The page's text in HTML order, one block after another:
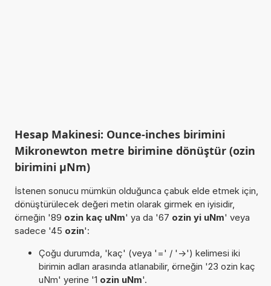
Hesap Makinesi: Ounce-inches birimini
Mikronewton metre birimine dönüştür (ozin
birimini µNm)
İstenen sonucu mümkün olduğunca çabuk elde etmek için,
dönüştürülecek değeri metin olarak girmek en iyisidir,
örneğin '89 ozin kaç uNm' ya da '67 ozin yi uNm' veya
sadece '45 ozin':
Çoğu durumda, 'kaç' (veya '=' / '->') kelimesi iki
birimin adları arasında atlanabilir, örneğin '23 ozin kaç
uNm' yerine '1 ozin uNm'.